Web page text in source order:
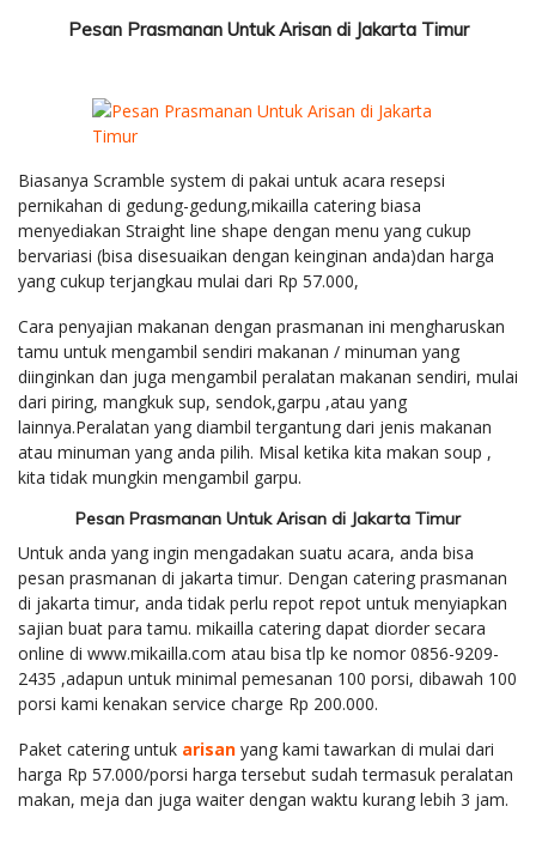
Pesan Prasmanan Untuk Arisan di Jakarta Timur
Biasanya Scramble system di pakai untuk acara resepsi
pernikahan di gedung-gedung,mikailla catering biasa
menyediakan Straight line shape dengan menu yang cukup
bervariasi (bisa disesuaikan dengan keinginan anda)dan harga
yang cukup terjangkau mulai dari Rp 57.000,
Cara penyajian makanan dengan prasmanan ini mengharuskan
tamu untuk mengambil sendiri makanan / minuman yang
diinginkan dan juga mengambil peralatan makanan sendiri, mulai
dari piring, mangkuk sup, sendok,garpu ,atau yang
lainnya.Peralatan yang diambil tergantung dari jenis makanan
atau minuman yang anda pilih. Misal ketika kita makan soup ,
kita tidak mungkin mengambil garpu.
Pesan Prasmanan Untuk Arisan di Jakarta Timur
Untuk anda yang ingin mengadakan suatu acara, anda bisa
pesan prasmanan di jakarta timur. Dengan catering prasmanan
di jakarta timur, anda tidak perlu repot repot untuk menyiapkan
sajian buat para tamu. mikailla catering dapat diorder secara
online di www.mikailla.com atau bisa tlp ke nomor 0856-9209-
2435 ,adapun untuk minimal pemesanan 100 porsi, dibawah 100
porsi kami kenakan service charge Rp 200.000.
Paket catering untuk arisan yang kami tawarkan di mulai dari
harga Rp 57.000/porsi harga tersebut sudah termasuk peralatan
makan, meja dan juga waiter dengan waktu kurang lebih 3 jam.